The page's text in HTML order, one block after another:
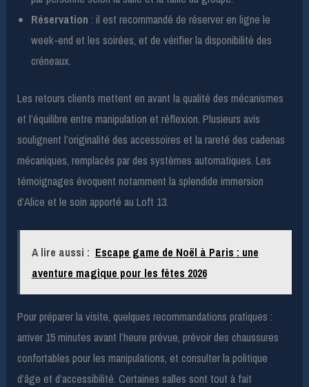
Réservation : il est recommandé de réserver en ligne le
week-end et les soirées, et de vérifier la disponibilité des
créneaux.
Les retours clients mettent en avant la qualité des mécanismes
et l’équilibre entre manipulation et réflexion. Plusieurs avis
soulignent l’originalité des accessoires et la rareté des cadenas
mécaniques, remplacés par des systèmes automatiques. Les
témoignages évoquent notamment la splendide immersion
d’Alice et le soin apporté au Loft 13.
A lire aussi : Escape game de Noël à Paris : une
aventure magique pour les fêtes 2026
Pour préparer la visite, quelques recommandations pratiques :
arriver 15 minutes avant l’heure prévue, prévoir des chaussures
confortables pour les manipulations, et consulter la politique
d’âge et d’accessibilité. Certaines salles sont tout à fait